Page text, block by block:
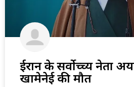
ईरान के सर्वोच्च्य नेता
खामेनेई की मौत